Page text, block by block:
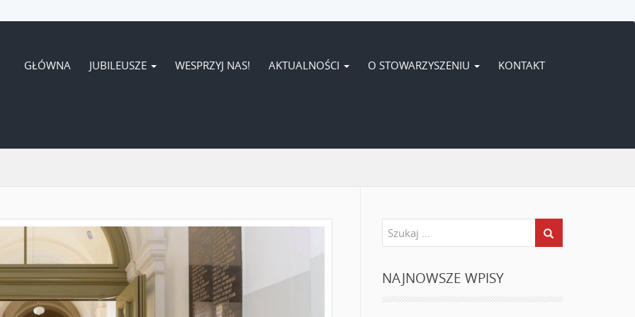
GŁÓWNA JUBILEUSZE WESPRZYJ NAS! AKTUALNOŚCI O STOWARZYSZENIU KONTAKT
NAJNOWSZE WPISY